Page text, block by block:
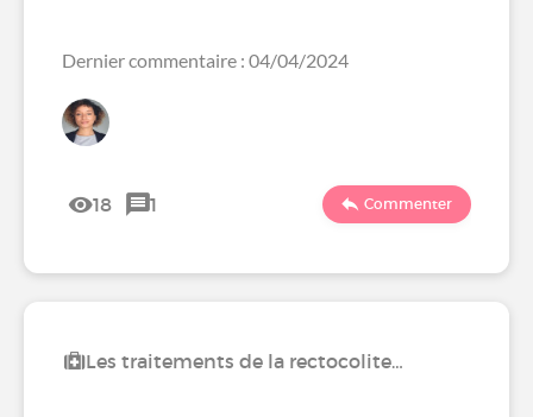
Dernier commentaire : 04/04/2024
18 1 Commenter
Les traitements de la rectocolite…